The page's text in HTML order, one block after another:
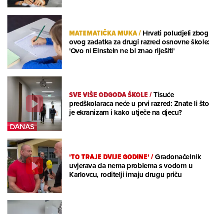
MATEMATIČKA MUKA/Hrvati poludjeli zbog
ovog zadatka za drugi razred osnovne škole:
'Ovo ni Einstein ne bi znao riješiti'
SVE VIŠE ODGODA ŠKOLE/Tisuće
predškolaraca neće u prvi razred: Znate li što
je ekranizam i kako utječe na djecu?
'TO TRAJE DVIJE GODINE'/Gradonačelnik
uvjerava da nema problema s vodom u
Karlovcu, roditelji imaju drugu priču